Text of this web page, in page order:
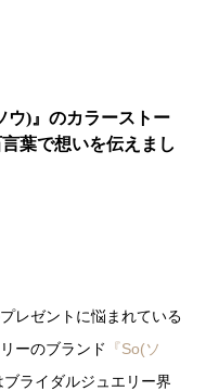
ウ)』のカラーストー
葉で想いを伝えまし
レゼントに悩まれている
ーのブランド
『So(ソ
ブライダルジュエリー界